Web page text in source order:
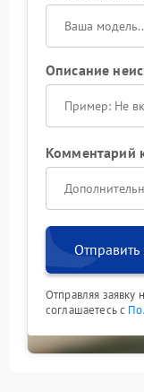
Описание
Комментарий
Отправить
Отправляя заявку
соглашаетесь с